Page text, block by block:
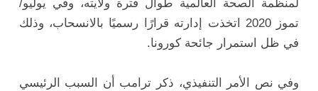
لمنظمة الصحة العالمية طوال فترة ولايته، وفي يوليو/
تموز 2020 اتخذت إدارته قرارًا رسميًا بالانسحاب، وذلك
في ظل استمرار جائحة كورونا.
وفي نص الأمر التنفيذي، ذكر ترامب أن السبب الرئيسي